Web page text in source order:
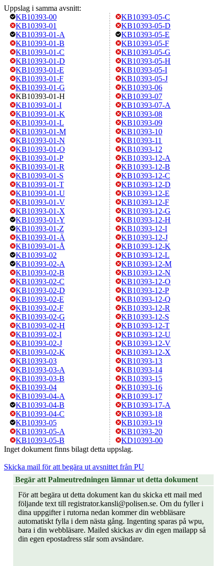
Uppslag i samma avsnitt:
KB10393-00
KB10393-01
KB10393-01-A
KB10393-01-B
KB10393-01-C
KB10393-01-D
KB10393-01-E
KB10393-01-F
KB10393-01-G
KB10393-01-H
KB10393-01-I
KB10393-01-K
KB10393-01-L
KB10393-01-M
KB10393-01-N
KB10393-01-O
KB10393-01-P
KB10393-01-R
KB10393-01-S
KB10393-01-T
KB10393-01-U
KB10393-01-V
KB10393-01-X
KB10393-01-Y
KB10393-01-Z
KB10393-01-Ä
KB10393-01-Å
KB10393-02
KB10393-02-A
KB10393-02-B
KB10393-02-C
KB10393-02-D
KB10393-02-E
KB10393-02-F
KB10393-02-G
KB10393-02-H
KB10393-02-I
KB10393-02-J
KB10393-02-K
KB10393-03
KB10393-03-A
KB10393-03-B
KB10393-04
KB10393-04-A
KB10393-04-B
KB10393-04-C
KB10393-05
KB10393-05-A
KB10393-05-B
KB10393-05-C
KB10393-05-D
KB10393-05-E
KB10393-05-F
KB10393-05-G
KB10393-05-H
KB10393-05-I
KB10393-05-J
KB10393-06
KB10393-07
KB10393-07-A
KB10393-08
KB10393-09
KB10393-10
KB10393-11
KB10393-12
KB10393-12-A
KB10393-12-B
KB10393-12-C
KB10393-12-D
KB10393-12-E
KB10393-12-F
KB10393-12-G
KB10393-12-H
KB10393-12-I
KB10393-12-J
KB10393-12-K
KB10393-12-L
KB10393-12-M
KB10393-12-N
KB10393-12-O
KB10393-12-P
KB10393-12-Q
KB10393-12-R
KB10393-12-S
KB10393-12-T
KB10393-12-U
KB10393-12-V
KB10393-12-X
KB10393-13
KB10393-14
KB10393-15
KB10393-16
KB10393-17
KB10393-17-A
KB10393-18
KB10393-19
KB10393-20
KD10393-00
Inget dokument finns bilagt detta uppslag.
Skicka mail för att begära ut avsnittet från PU
Begär att Palmeutredningen lämnar ut detta dokument
För att begära ut detta dokument kan du skicka ett mail med
följande text till registrator.kansli@polisen.se. Om du fyller i
dina uppgifter i rutorna nedan kommer din webbläsare
automatiskt fylla i dem nästa gång. Ingenting sparas på wpu,
bara i din webbläsare. Mailed skickas av din egen mailapp så
din egen epostadress står som avsändare.